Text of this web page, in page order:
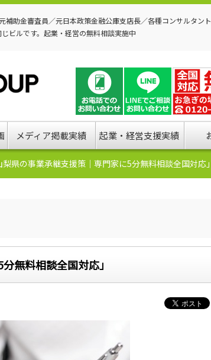
助金審査員／元日本政策金融公庫支店長／各種コンサルタン
ビルです。起業・経営の無料相談実施中
メディア掲載実績 起業・経営支援実績
梨県の事業承継支援策｜専門家に5分無料相談全国対応」
無料相談全国対応」